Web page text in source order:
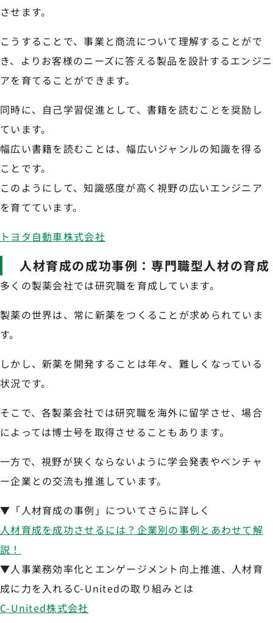
させます。
こうすることで、事業と商流について理解することがで
き、よりお客様のニーズに答える製品を設計するエンジニ
アを育てることができます。
同時に、自己学習促進として、書籍を読むことを奨励し
ています。
幅広い書籍を読むことは、幅広いジャンルの知識を得る
ことです。
このようにして、知識感度が高く視野の広いエンジニア
を育てています。
トヨタ自動車株式会社
人材育成の成功事例：専門職型人材の育成
多くの製薬会社では研究職を育成しています。
製薬の世界は、常に新薬をつくることが求められていま
す。
しかし、新薬を開発することは年々、難しくなっている
状況です。
そこで、各製薬会社では研究職を海外に留学させ、場合
によっては博士号を取得させることもあります。
一方で、視野が狭くならないように学会発表やベンチャ
ー企業との交流も推進しています。
▼「人材育成の事例」についてさらに詳しく
人材育成を成功させるには？企業別の事例とあわせて解
説！
▼人事業務効率化とエンゲージメント向上推進、人材育
成に力を入れるC-Unitedの取り組みとは
C-United株式会社